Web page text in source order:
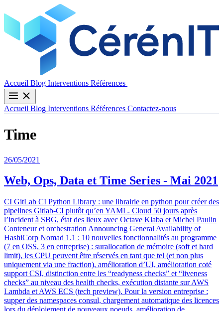
Accueil Blog Interventions Références
Accueil Blog Interventions Références Contactez-nous
Time
26/05/2021
Web, Ops, Data et Time Series - Mai 2021
CI GitLab CI Python Library : une librairie en python pour créer des
pipelines Gitlab-CI plutôt qu’en YAML. Cloud 50 jours après
l’incident à SBG, état des lieux avec Octave Klaba et Michel Paulin
Conteneur et orchestration Announcing General Availability of
HashiCorp Nomad 1.1 : 10 nouvelles fonctionnalités au programme
(7 en OSS, 3 en entreprise) : surallocation de mémoire (soft et hard
limit), les CPU peuvent être réservés en tant que tel (et non plus
uniquement via une fraction), amélioration d’UI, amélioration coté
support CSI, distinction entre les “readyness checks” et “liveness
checks” au niveau des health checks, exécution distante sur AWS
Lambda et AWS ECS (tech preview). Pour la version entreprise :
supper des namespaces consul, chargement automatique des licences